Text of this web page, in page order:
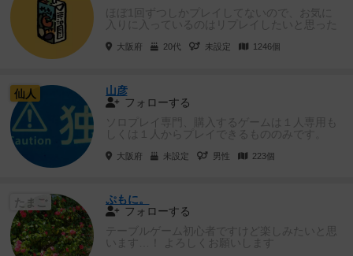
ほぼ1回ずつしかプレイしてないので、お気に
入りに入っているのはリプレイしたいと思った
大阪府 20代 未設定 1246個
仙人
山彦
フォローする
ソロプレイ専門、購入するゲームは１人専用も
しくは１人からプレイできるもののみです。
大阪府 未設定 男性 223個
たまご
ぷもに。
フォローする
テーブルゲーム初心者ですけど楽しみたいと思
います…！ よろしくお願いします